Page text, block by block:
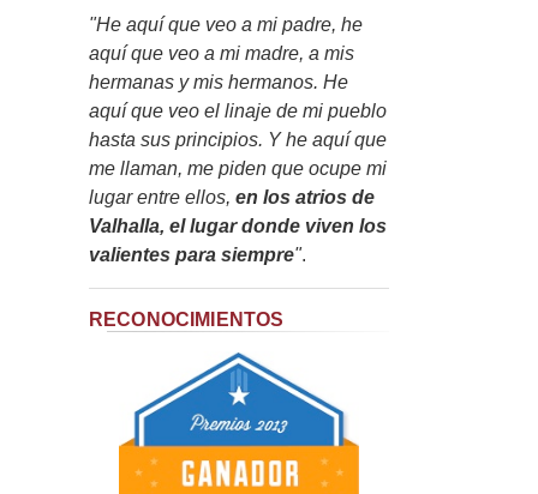
"He aquí que veo a mi padre, he
aquí que veo a mi madre, a mis
hermanas y mis hermanos. He
aquí que veo el linaje de mi pueblo
hasta sus principios. Y he aquí que
me llaman, me piden que ocupe mi
lugar entre ellos, en los atrios de
Valhalla, el lugar donde viven los
valientes para siempre".
RECONOCIMIENTOS